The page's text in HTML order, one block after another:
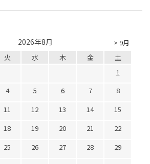
> 9月
2026年8月
火 水 木 金
土
1
4 5 6 7
8
11 12 13 14
15
18 19 20 21
22
25 26 27 28
29